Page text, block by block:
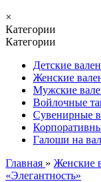
×
Категории
Категории
Детские
Женские
Мужские
Войлочные
Сувенирные
Галоши на
Главная » Женские
«Элегантность»